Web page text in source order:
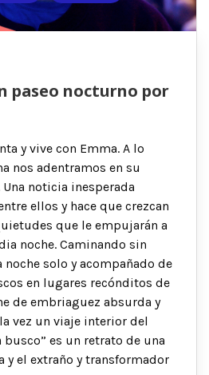
paseo nocturno por
y vive con Emma. A lo
nos adentramos en su
noticia inesperada
ellos y hace que crezcan
que le empujarán a
noche. Caminando sin
solo y acompañado de
en lugares recónditos de
de embriaguez absurda y
vez un viaje interior del
busco” es un retrato de una
el extraño y transformador